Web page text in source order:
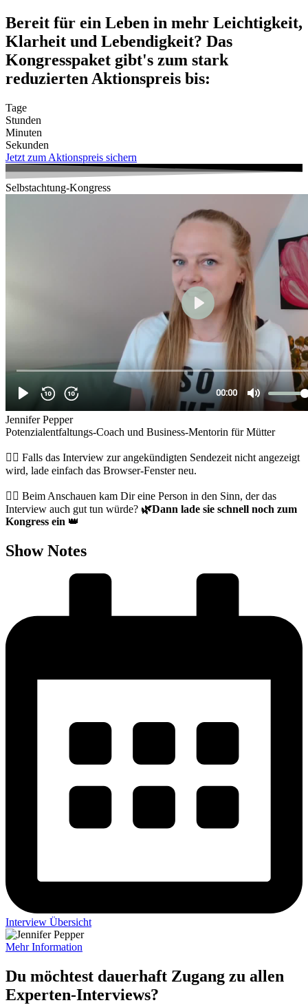
Zum
Inhalt
wechseln
Bereit für ein Leben in mehr Leichtigkeit,
Klarheit und Lebendigkeit? Das
Kongresspaket gibt's zum stark
reduzierten Aktionspreis bis:
Tage
Stunden
Minuten
Sekunden
Jetzt zum Aktionspreis sichern
Selbstachtung-Kongress
Jennifer Pepper
Potenzialentfaltungs-Coach und Business-Mentorin für Mütter
👉🏻 Falls das Interview zur angekündigten Sendezeit nicht angezeigt
wird, lade einfach das Browser-Fenster neu.
👉🏻 Beim Anschauen kam Dir eine Person in den Sinn, der das
Interview auch gut tun würde? 🌿Dann lade sie schnell noch zum
Kongress ein 👑
Show Notes
Interview Übersicht
Mehr Information
Du möchtest dauerhaft Zugang zu allen
Experten-Interviews?